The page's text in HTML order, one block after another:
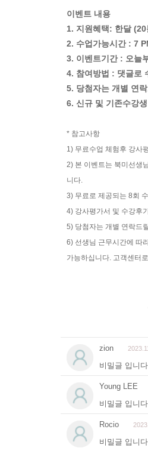
이벤트 내용
1. 지원혜택: 한달
2. 수업가능시간 : 7
3. 이벤트기간 : 오늘
4. 참여방법 : 댓글로
5. 당첨자는 개별 연
6. 신규 및 기존수강
* 참고사항
1) 무료수업 체험후 강사
2) 본 이벤트는 북미선생
니다.
3) 무료로 제공되는 8회
4) 강사평가서 및 수강후
5) 당첨자는 개별 연락드
6) 선생님 근무시간에 따
가능하십니다. 고객센터